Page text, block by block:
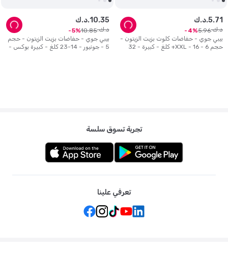
بيبي جوي - حفاضات كلوت بزيت الزيتون -
حجم 6 - XXL - 16+ كلغ - كبيرة - 32
د.ك.5.71
د.ك. 5.96
4
بيبي جوي - حفاضات بزيت الزيتون - حجم
5 - جونيور - 14-23 كلغ - كبيرة بوكس -
د.ك.10.35
د.ك. 10.85
5
تجربة تسوق سلسة
تعرفي علينا